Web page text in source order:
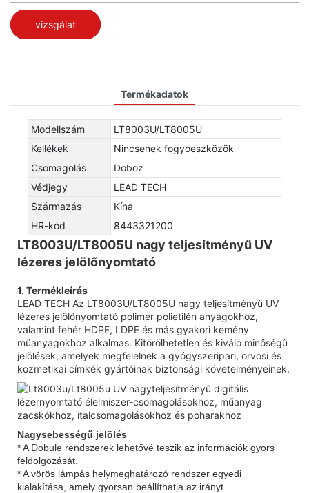
vizsgálat
Termékadatok
Modellszám
LT8003U/LT8005U
Kellékek
Nincsenek fogyóeszközök
Csomagolás
Doboz
Védjegy
LEAD TECH
Származás
Kína
HR-kód
8443321200
LT8003U/LT8005U nagy teljesítményű UV
lézeres jelölőnyomtató
1. Termékleírás
LEAD TECH Az LT8003U/LT8005U nagy teljesítményű UV
lézeres jelölőnyomtató polimer polietilén anyagokhoz,
valamint fehér HDPE, LDPE és más gyakori kemény
műanyagokhoz alkalmas. Kitörölhetetlen és kiváló minőségű
jelölések, amelyek megfelelnek a gyógyszeripari, orvosi és
kozmetikai címkék gyártóinak biztonsági követelményeinek.
Nagysebességű jelölés
* A Dobule rendszerek lehetővé teszik az információk gyors
feldolgozását.
* A vörös lámpás helymeghatározó rendszer egyedi
kialakítása, amely gyorsan beállíthatja az irányt.